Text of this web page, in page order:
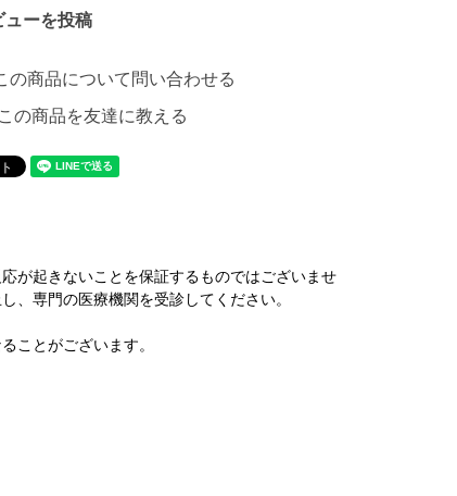
ューを投稿
の商品について問い合わせる
この商品を友達に教える
が起きないことを保証するものではございませ
専門の医療機関を受診してください。
ことがございます。